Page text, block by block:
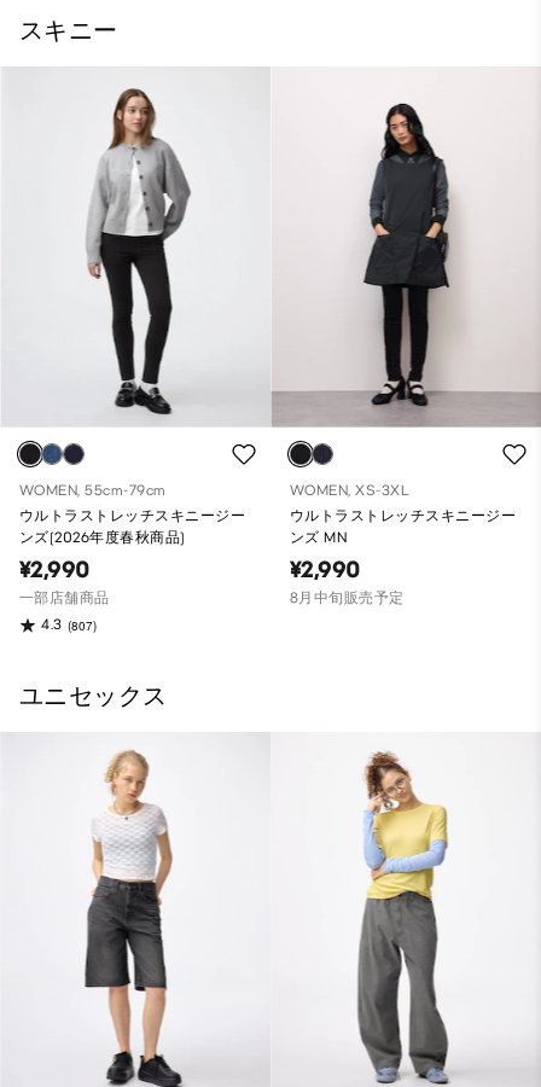
スキニー
WOMEN, 55cm-79cm
ウルトラストレッチスキニージー
ンズ(2026年度春秋商品)
¥2,990
一部店舗商品
4.3 (807)
WOMEN, XS-3XL
ウルトラストレッチスキニージー
ンズ MN
¥2,990
8月中旬販売予定
ユニセックス